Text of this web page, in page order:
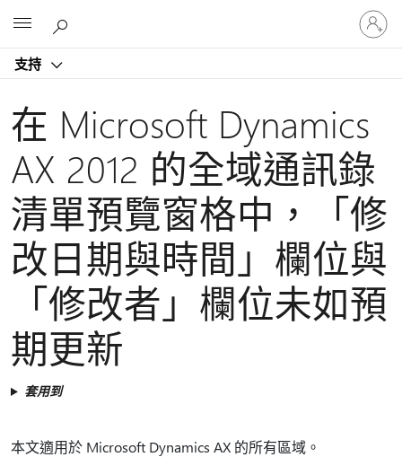
支持
登
入
您
在 Microsoft Dynamics
AX 2012 的全域通訊錄
清單預覽窗格中，「修
改日期與時間」欄位與
「修改者」欄位未如預
期更新
套用到
本文適用於 Microsoft Dynamics AX 的所有區域。